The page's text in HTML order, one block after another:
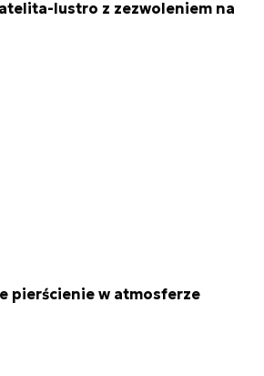
lustro z zezwoleniem na
pierścienie w atmosferze